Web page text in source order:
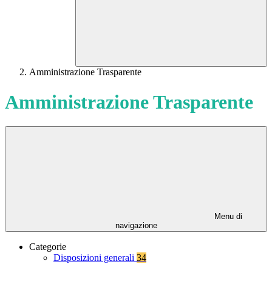
Amministrazione Trasparente
Amministrazione Trasparente
Menu di
navigazione
Categorie
Disposizioni generali 34